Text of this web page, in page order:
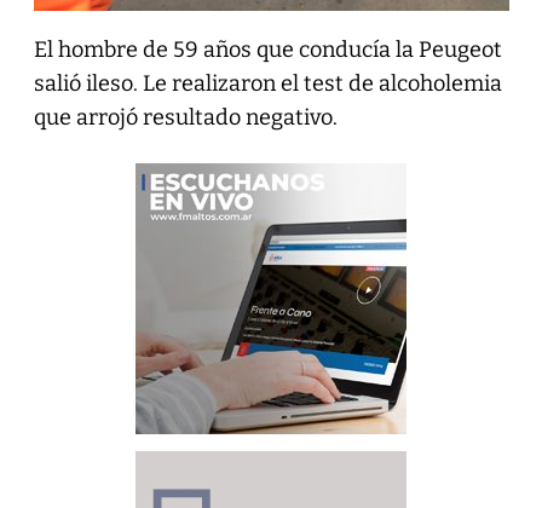
El hombre de 59 años que conducía la Peugeot
salió ileso. Le realizaron el test de alcoholemia
que arrojó resultado negativo.